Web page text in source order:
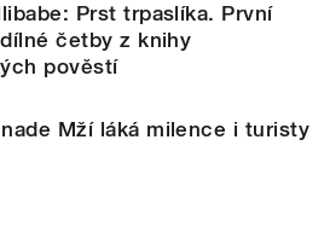
Prst trpaslíka. První
četby z knihy
pověstí
Mží láká milence i turisty